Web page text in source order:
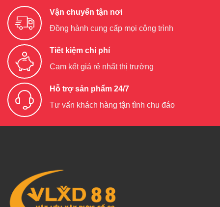
Vận chuyển tận nơi
Đồng hành cung cấp mọi công trình
Tiết kiệm chi phí
Cam kết giá rẻ nhất thị trường
Hỗ trợ sản phẩm 24/7
Tư vấn khách hàng tận tình chu đáo